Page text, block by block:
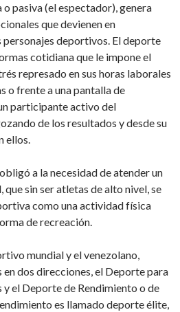
pasiva (el espectador), genera
que devienen en
deportivos. El deporte
cotidiana que le impone el
represado en sus horas laborales
o frente a una pantalla de
participante activo del
de los resultados y desde su
ellos.
a la necesidad de atender un
sin ser atletas de alto nivel, se
como una actividad física
de recreación.
mundial y el venezolano,
dos direcciones, el Deporte para
y el Deporte de Rendimiento o de
es llamado deporte élite,